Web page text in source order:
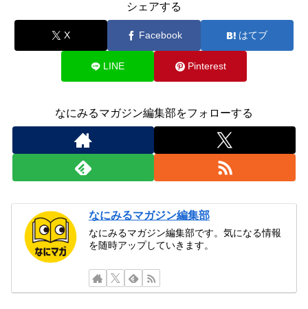
シェアする
X Facebook はてブ
LINE Pinterest
なにみるマガジン編集部をフォローする
なにみるマガジン編集部
なにみるマガジン編集部です。気になる情報
を随時アップしていきます。